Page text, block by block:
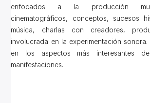
enfocados a la producción
cinematográficos, conceptos, sucesos
música, charlas con creadores,
involucrada en la experimentación
en los aspectos más interesantes
manifestaciones.